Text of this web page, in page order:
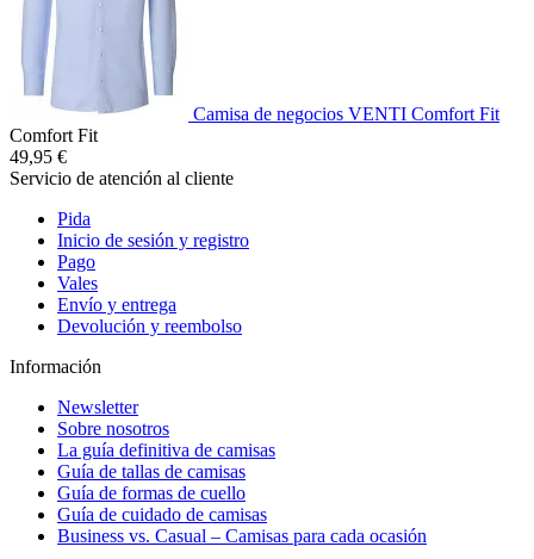
Camisa de negocios VENTI Comfort Fit
Comfort Fit
49,95 €
Servicio de atención al cliente
Pida
Inicio de sesión y registro
Pago
Vales
Envío y entrega
Devolución y reembolso
Información
Newsletter
Sobre nosotros
La guía definitiva de camisas
Guía de tallas de camisas
Guía de formas de cuello
Guía de cuidado de camisas
Business vs. Casual – Camisas para cada ocasión